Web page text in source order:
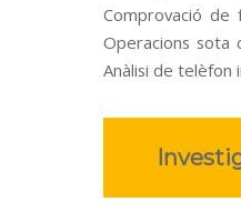
Comprovació
Operacions
Anàlisi de telèfon